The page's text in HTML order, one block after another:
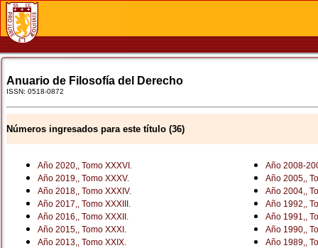
Anuario de Filosofía del Derecho
ISSN: 0518-0872
Números ingresados para este título (36)
Año 2020,, Tomo XXXVI.
Año 2019,, Tomo XXXV.
Año 2018,, Tomo XXXIV.
Año 2017,, Tomo XXXIII.
Año 2016,, Tomo XXXII.
Año 2015,, Tomo XXXI.
Año 2013,, Tomo XXIX.
Año 2008-
Año 2005,,
Año 2004,,
Año 1992,,
Año 1991,,
Año 1990,,
Año 1989,,